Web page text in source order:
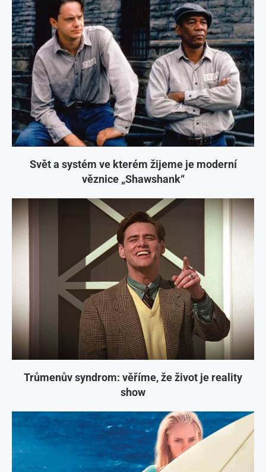
Svět a systém ve kterém žijeme je moderní
věznice „Shawshank“
Trůmenův syndrom: věříme, že život je reality
show